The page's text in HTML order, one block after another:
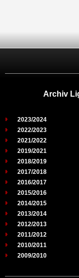
Archiv
2023/2024
2022/2023
2021/2022
2019/2021
2018/2019
2017/2018
2016/2017
2015/2016
2014/2015
2013/2014
2012/2013
2011/2012
2010/2011
2009/2010